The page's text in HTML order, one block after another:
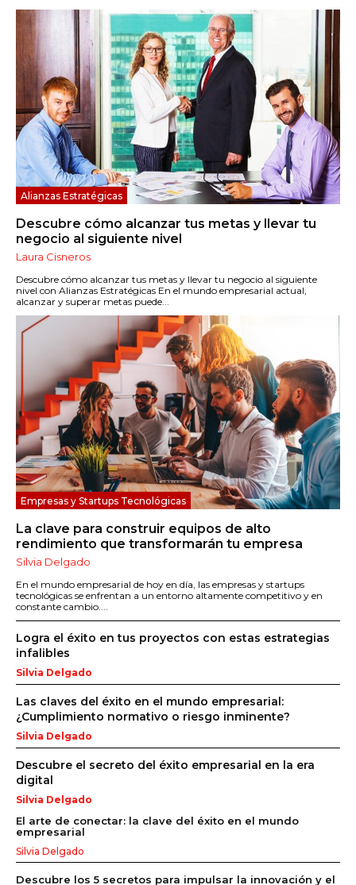
Alianzas Estratégicas
Descubre cómo alcanzar tus metas y llevar tu
negocio al siguiente nivel
Laura Cisneros
Descubre cómo alcanzar tus metas y llevar tu negocio al siguiente
nivel con Alianzas Estratégicas En el mundo empresarial actual,
alcanzar y superar metas puede...
Empresas y Startups Tecnológicas
La clave para construir equipos de alto
rendimiento que transformarán tu empresa
Silvia Delgado
En el mundo empresarial de hoy en día, las empresas y startups
tecnológicas se enfrentan a un entorno altamente competitivo y en
constante cambio....
Logra el éxito en tus proyectos con estas estrategias
infalibles
Silvia Delgado
Las claves del éxito en el mundo empresarial:
¿Cumplimiento normativo o riesgo inminente?
Silvia Delgado
Descubre el secreto del éxito empresarial en la era
digital
Silvia Delgado
El arte de conectar: la clave del éxito en el mundo
empresarial
Silvia Delgado
Descubre los 5 secretos para impulsar la innovación y el